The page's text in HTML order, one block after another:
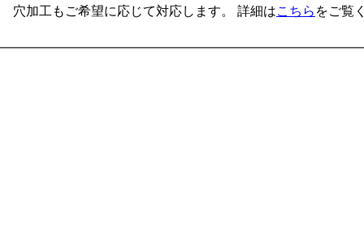
穴加工もご希望に応じて対応します。 詳細はこちら をご覧